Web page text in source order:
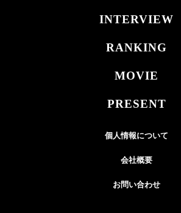
INTERVIEW
RANKING
MOVIE
PRESENT
個人情報について
会社概要
お問い合わせ